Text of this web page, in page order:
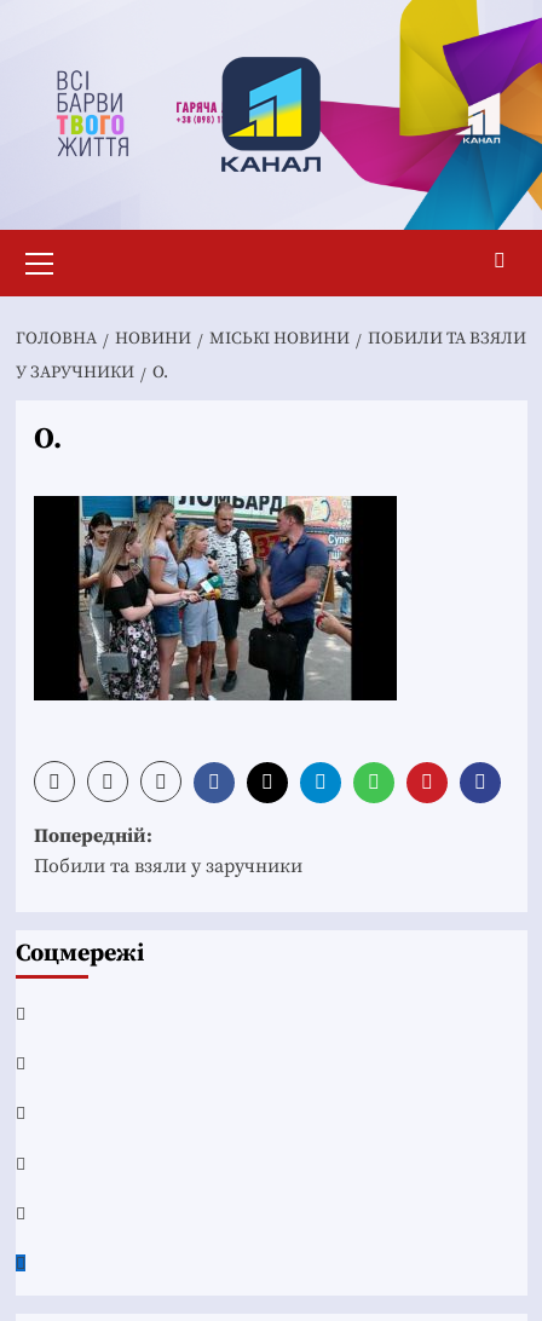
вмісту
меню
ГОЛОВНА НОВИНИ MІСЬКІ НОВИНИ
ПОБИЛИ ТА ВЗЯЛИ
У ЗАРУЧНИКИ
O.
O.
Post
navigation
Попередній:
Побили та взяли у заручники
Соцмережі
Facebook
YouTube
Telegram
Instagram
Twitter
Google